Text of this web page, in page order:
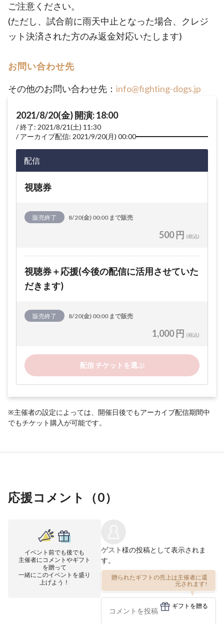
ご注意ください。
(ただし、試合前に雨天中止となった場合、クレジ
ット決済された方のみ返金対応いたします)
お問い合わせ先
その他のお問い合わせ先： info@fighting-dogs.jp
2021/8/20(金) 開演: 18:00
終了: 2021/8/21(土) 11:30
アーカイブ配信: 2021/9/20(月) 00:00
配信
視聴券
販売終了 8/20(金) 00:00 まで販売
500 円 (税込)
視聴券＋応援(今後の配信に活用させていた
だきます)
販売終了 8/20(金) 00:00 まで販売
1,000 円 (税込)
配信 チケットを選ぶ
※主催者の設定によっては、開催日後でもアーカイブ配信期間中
でもチケット購入が可能です。
応援コメント（0）
イベント前でも後でも
主催者にコメントやギフト
を贈って
一緒にこのイベントを盛り
上げよう！
ゲスト様の投稿として表示されま
す。
贈られたギフトの売上は主催者に還
元されます!
ギフトを贈る